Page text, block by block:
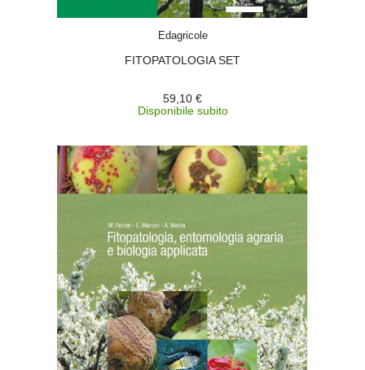
Edagricole
FITOPATOLOGIA SET
59,10 €
Disponibile subito